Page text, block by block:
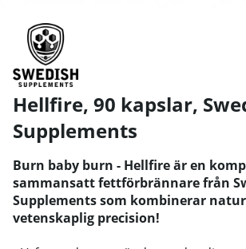
Hellfire, 90 kapslar,
Supplements
Burn baby burn - Hellfire är en
sammansatt fettförbrännare från
Supplements som kombinerar
vetenskaplig precision!